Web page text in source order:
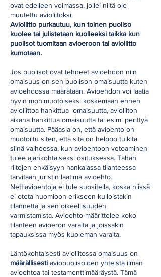
ovat edelleen voimassa, jollei niitä ole
muutettu avioliitoksi.
Avioliitto purkautuu, kun toinen puoliso
kuolee tai julistetaan kuolleeksi taikka kun
puolisot tuomitaan avioeroon tai avioliitto
kumotaan.
Jos puolisot ovat tehneet avioehdon niin
omaisuus on sen puolison omaisuutta kuten
avioehdossa määrätään. Avioehdon voi laatia
hyvin monimuotoiseksi koskemaan ennen
avioliittoa hankittua omaisuutta, avioliiton
aikana hankittua omaisuutta tai esim. perittyä
omaisuutta. Pääasia on, että avioehto on
muotoiltu siten, että sitä on helppo tulkita
siinä vaiheessa, kun avioehtoon vetoaminen
tulee ajankohtaiseksi osituksessa. Tähän
riitojen ehkäisyyn hankalassa tilanteessa
tarvitaan juristin laatima avioehto.
Nettiavioehtoja ei tule suositella, koska niissä
ei oteta huomioon erikseen kulloistakin
tilannetta ja sen oikeellisuuden
varmistamista. Avioehto määrittelee koko
tilanteen avioeron varalta ja joissakin
tapauksissa myös kuoleman varalta.
Lähtökohtaisesti avioliitossa omaisuus on
määrällisesti aviopuolisoiden yhteistä ilman
avioehtoa tai testamenttimääräystä. Tämä